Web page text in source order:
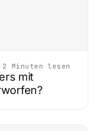
· 2 Minuten lesen
mit